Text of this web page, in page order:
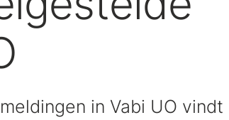
in Vabi UO vindt